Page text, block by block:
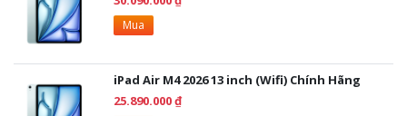
Mua
iPad Air M4 2026 13 inch (Wifi) Chính Hãng
25.890.000 ₫